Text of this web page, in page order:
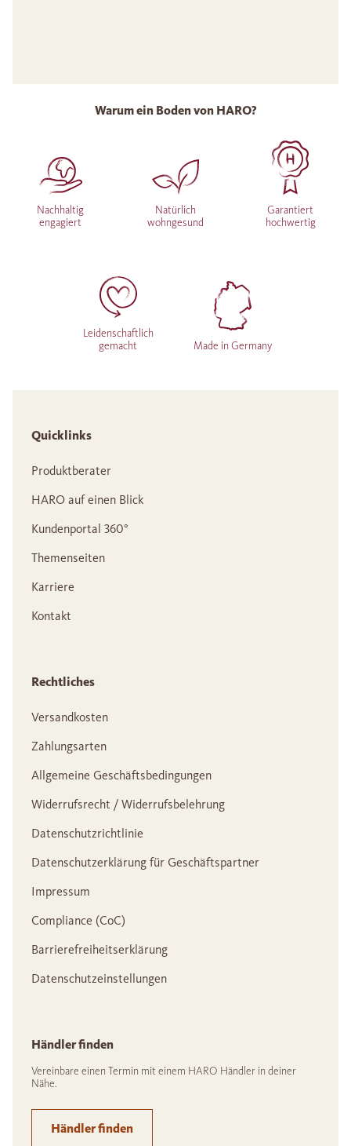
Warum ein Boden von HARO?
Nachhaltig
engagiert
Natürlich
wohngesund
Garantiert
hochwertig
Leidenschaftlich
gemacht
Made in Germany
Quicklinks
Produktberater
HARO auf einen Blick
Kundenportal 360°
Themenseiten
Karriere
Kontakt
Rechtliches
Versandkosten
Zahlungsarten
Allgemeine Geschäftsbedingungen
Widerrufsrecht / Widerrufsbelehrung
Datenschutzrichtlinie
Datenschutzerklärung für Geschäftspartner
Impressum
Compliance (CoC)
Barrierefreiheitserklärung
Datenschutzeinstellungen
Händler finden
Vereinbare einen Termin mit einem HARO Händler in deiner
Nähe.
Händler finden